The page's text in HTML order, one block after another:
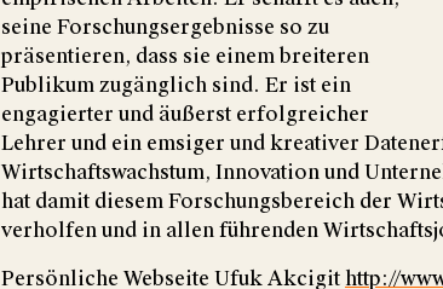
seine Forschungsergebnisse so zu
präsentieren, dass sie einem breiteren
Publikum zugänglich sind. Er ist ein
engagierter und äußerst erfolgreicher
Lehrer und ein emsiger und kreativer
Wirtschaftswachstum, Innovation und
hat damit diesem Forschungsbereich der
verholfen und in allen führenden
Persönliche Webseite Ufuk Akcigit http://